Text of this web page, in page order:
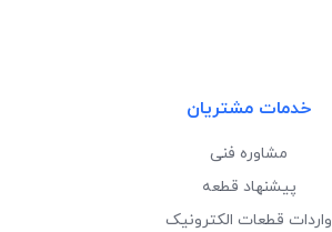
خدمات مشتریان
مشاوره فنی
پیشنهاد قطعه
واردات قطعات الکترونیک